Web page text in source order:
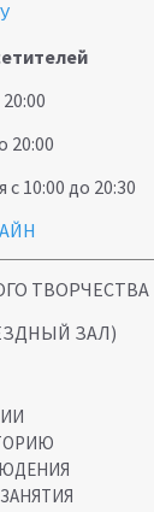
20:00
10:00 до 20:30
ТВОРЧЕСТВА
ЗАЛ)